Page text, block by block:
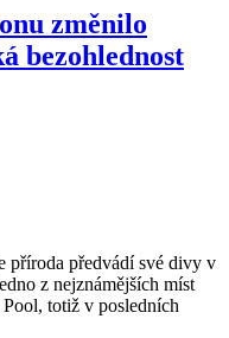
změnilo
bezohlednost
příroda předvádí své divy v
z nejznámějších míst
totiž v posledních